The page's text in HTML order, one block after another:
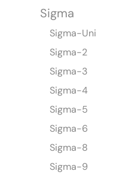
Sigma
Sigma-Uni
Sigma-2
Sigma-3
Sigma-4
Sigma-5
Sigma-6
Sigma-8
Sigma-9